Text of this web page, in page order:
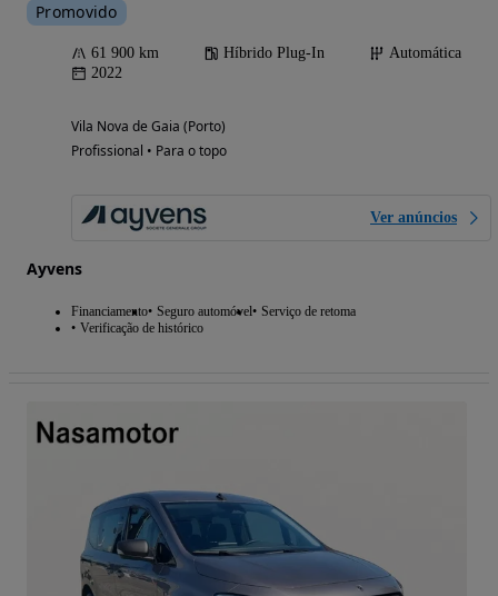
Promovido
61 900 km Híbrido Plug-In
Automática
2022
Vila Nova de Gaia (Porto)
Profissional • Para o topo
Ver anúncios
Ayvens
Financiamento Seguro automóvel Serviço de retoma
Verificação de histórico